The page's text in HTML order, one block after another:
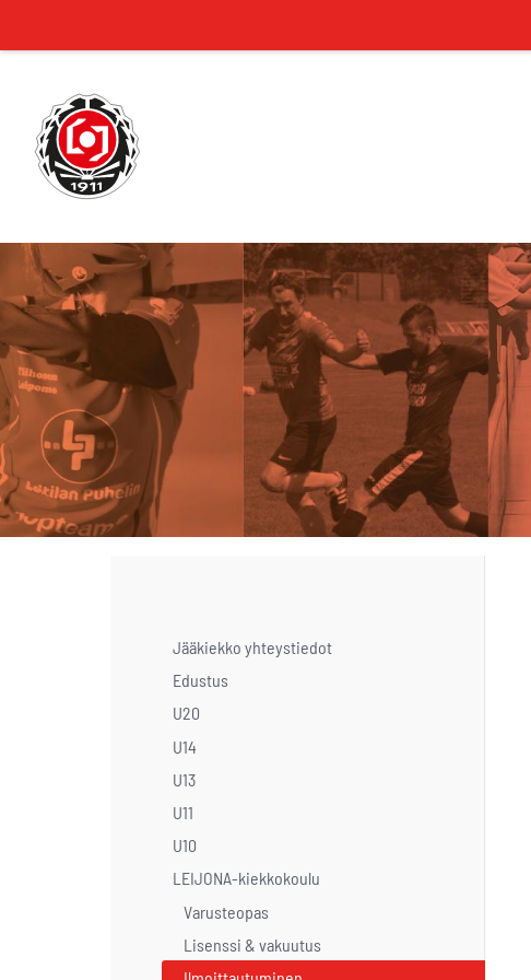
sivun
sisältöön
Laitilan Jyske r.y.
Jääkiekko yhteystiedot
Edustus
U20
U14
U13
U11
U10
LEIJONA-kiekkokoulu
Varusteopas
Lisenssi & vakuutus